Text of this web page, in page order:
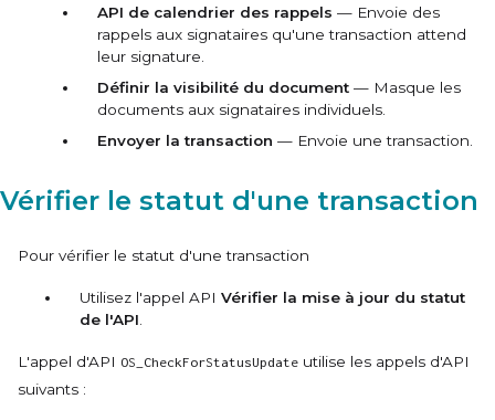
API de calendrier des rappels — Envoie des
rappels aux signataires qu'une transaction attend
leur signature.
Définir la visibilité du document — Masque les
documents aux signataires individuels.
Envoyer la transaction — Envoie une transaction.
Vérifier le statut d'une transaction
Pour vérifier le statut d'une transaction
Utilisez l'appel API Vérifier la mise à jour du statut
de l'API
L'appel d'API OS_CheckForStatusUpdate utilise les appels d'API
suivants :